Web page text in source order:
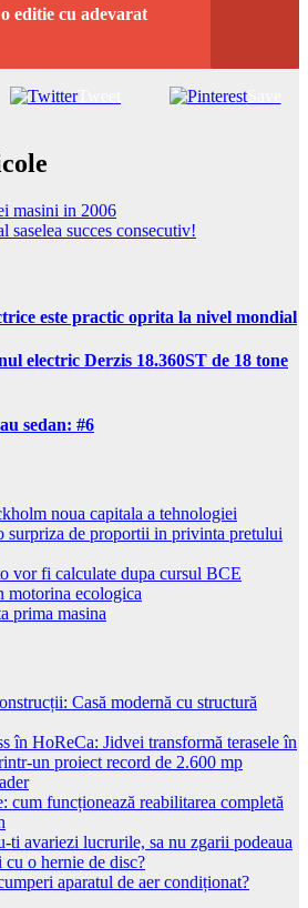
editie cu adevarat
Tweet Save
masini in 2006
succes consecutiv!
este practic oprita la nivel mondial
electric Derzis 18.360ST de 18 tone
sedan: #6
noua capitala a tehnologiei
surpriza de proportii in privinta pretului
vor fi calculate dupa cursul BCE
motorina ecologica
prima masina
Casă modernă cu structură
în HoReCa: Jidvei transformă terasele în
un proiect record de 2.600 mp
cum funcționează reabilitarea completă
ti avariezi lucrurile, sa nu zgarii podeaua
cu o hernie de disc?
aparatul de aer condiționat?